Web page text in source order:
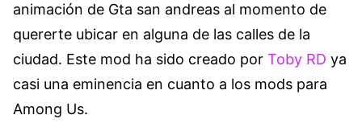
animación de Gta san andreas al momento de
quererte ubicar en alguna de las calles de la
ciudad. Este mod ha sido creado por Toby RD ya
casi una eminencia en cuanto a los mods para
Among Us.